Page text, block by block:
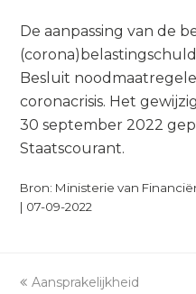
De aanpassing van de
Besluit
coronacrisis. Het
30 september 2022
Staatscourant.
Bron: Ministerie van
| 07-09-2022
previous
Aansprakelijkheid